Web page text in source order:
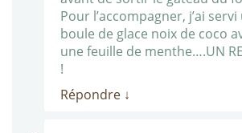
Pour l’accompagner, j’ai servi
boule de glace noix de coco
une feuille de menthe….UN
!
Répondre ↓